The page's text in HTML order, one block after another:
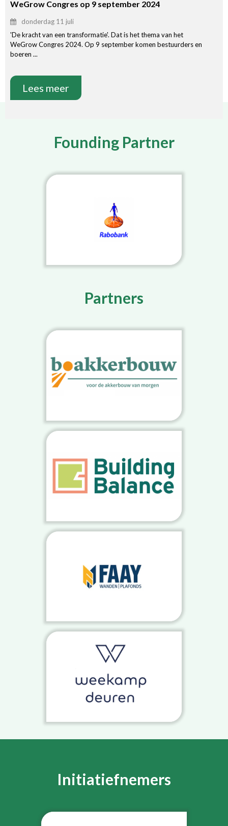
WeGrow Congres op 9 september 2024
donderdag 11 juli
'De kracht van een transformatie'. Dat is het thema van het
WeGrow Congres 2024. Op 9 september komen bestuurders en
boeren ...
Lees meer
Founding Partner
Partners
Initiatiefnemers